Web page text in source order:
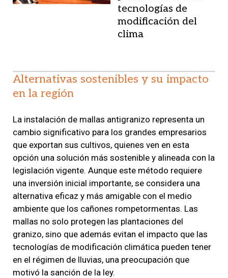
tecnologías de
modificación del
clima
Alternativas sostenibles y su impacto
en la región
La instalación de mallas antigranizo representa un
cambio significativo para los grandes empresarios
que exportan sus cultivos, quienes ven en esta
opción una solución más sostenible y alineada con la
legislación vigente. Aunque este método requiere
una inversión inicial importante, se considera una
alternativa eficaz y más amigable con el medio
ambiente que los cañones rompetormentas. Las
mallas no solo protegen las plantaciones del
granizo, sino que además evitan el impacto que las
tecnologías de modificación climática pueden tener
en el régimen de lluvias, una preocupación que
motivó la sanción de la ley.